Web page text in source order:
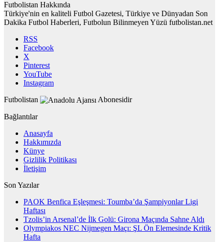
Futbolistan Hakkında
Türkiye'nin en kaliteli Futbol Gazetesi, Türkiye ve Dünyadan Son
Dakika Futbol Haberleri, Futbolun Bilinmeyen Yüzü futbolistan.net
RSS
Facebook
X
Pinterest
YouTube
Instagram
Futbolistan
Abonesidir
Bağlantılar
Anasayfa
Hakkımızda
Künye
Gizlilik Politikası
İletişim
Son Yazılar
PAOK Benfica Eşleşmesi: Toumba’da Şampiyonlar Ligi
Haftası
Tzolis’in Arsenal’de İlk Golü: Girona Maçında Sahne Aldı
Olympiakos NEC Nijmegen Maçı: ŞL Ön Elemesinde Kritik
Hafta